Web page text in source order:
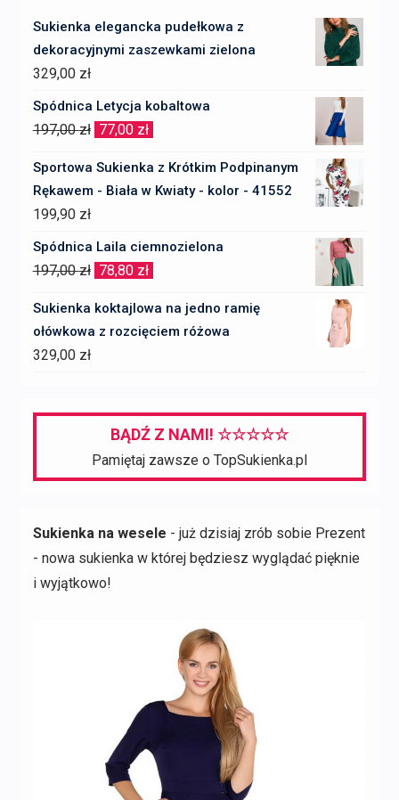
Sukienka elegancka pudełkowa z
dekoracyjnymi zaszewkami zielona
329,00 zł
Spódnica Letycja kobaltowa
197,00zł Pierwotna
77,00 zł
Sportowa Sukienka z Krótkim Podpinanym
Rękawem - Biała w Kwiaty - kolor - 41552
199,90 zł
Spódnica Laila ciemnozielona
197,00zł Pierwotna
wynosiła:
78,80 zł
wynosi:
Sukienka koktajlowa na jedno ramię
ołówkowa z rozcięciem różowa
329,00 zł
BĄDŹ Z NAMI! ☆☆☆☆☆
Pamiętaj zawsze o TopSukienka.pl
Sukienka na wesele - już dzisiaj zrób sobie Prezent
- nowa sukienka w której będziesz wyglądać pięknie
i wyjątkowo!